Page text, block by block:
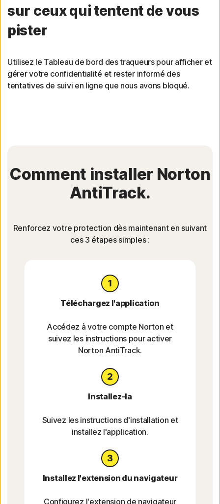
sur ceux qui tentent de vous
pister
Utilisez le Tableau de bord des traqueurs pour afficher et
gérer votre confidentialité et rester informé des
tentatives de suivi en ligne que nous avons bloqué.
Comment installer Norton
AntiTrack.
Renforcez votre protection dès maintenant en suivant
ces 3 étapes simples :
Téléchargez l'application
Accédez à votre compte Norton et
suivez les instructions pour activer
Norton AntiTrack.
Installez-la
Suivez les instructions d'installation et
installez l'application.
Installez l'extension du navigateur
Configurez l'extension de navigateur